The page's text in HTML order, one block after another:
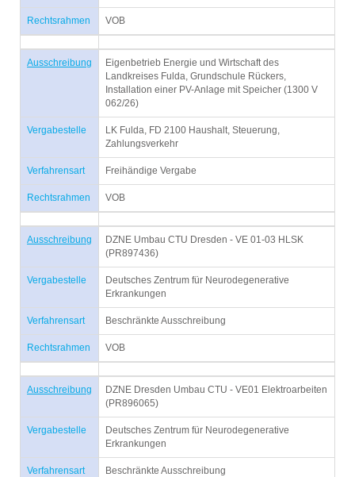
Rechtsrahmen VOB
Ausschreibung
Eigenbetrieb Energie und Wirtschaft des
Landkreises Fulda, Grundschule Rückers,
Installation einer PV-Anlage mit Speicher (1300 V
062/26)
Vergabestelle
LK Fulda, FD 2100 Haushalt, Steuerung,
Zahlungsverkehr
Verfahrensart Freihändige Vergabe
Rechtsrahmen VOB
Ausschreibung
DZNE Umbau CTU Dresden - VE 01-03 HLSK
(PR897436)
Vergabestelle
Deutsches Zentrum für Neurodegenerative
Erkrankungen
Verfahrensart Beschränkte Ausschreibung
Rechtsrahmen VOB
Ausschreibung
DZNE Dresden Umbau CTU - VE01 Elektroarbeiten
(PR896065)
Vergabestelle
Deutsches Zentrum für Neurodegenerative
Erkrankungen
Verfahrensart Beschränkte Ausschreibung